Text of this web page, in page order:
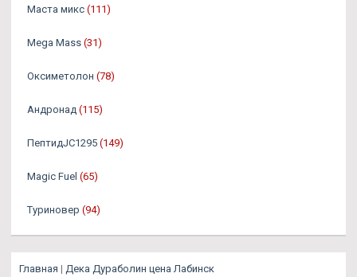
Маста микс (111)
Mega Mass (31)
Оксиметолон (78)
Андронад (115)
ПептидJC1295 (149)
Magic Fuel (65)
Туриновер (94)
Главная | Дека Дураболин цена Лабинск